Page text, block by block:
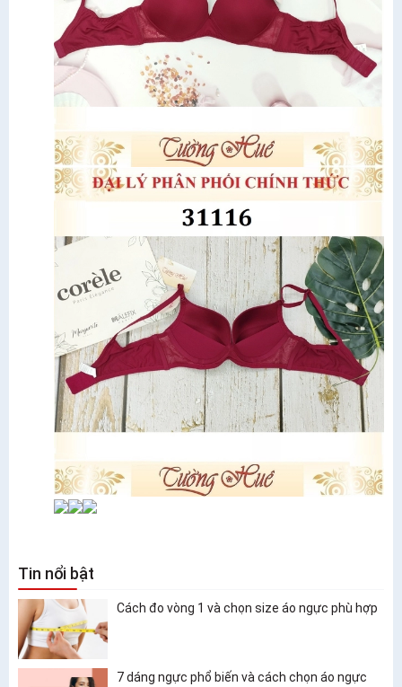
Tin nổi bật
Cách đo vòng 1 và chọn size áo ngực phù hợp
7 dáng ngực phổ biến và cách chọn áo ngực